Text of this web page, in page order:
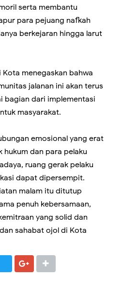
serta membantu
para pejuang nafkah
berkejaran hingga larut
menegaskan bahwa
jalanan ini akan terus
bagian dari implementasi
masyarakat.
emosional yang erat
dan para pelaku
ruang gerak pelaku
dapat dipersempit.
malam itu ditutup
penuh kebersamaan,
yang solid dan
sahabat ojol di Kota